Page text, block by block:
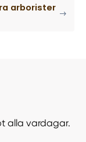
arborister
alla vardagar.